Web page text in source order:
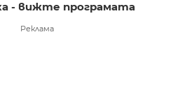
- вижте програмата
Реклама